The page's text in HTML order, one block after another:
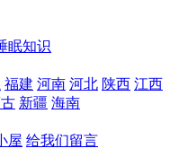
眠知识
福建 河南 河北 陕西 江西
新疆 海南
屋 给我们留言